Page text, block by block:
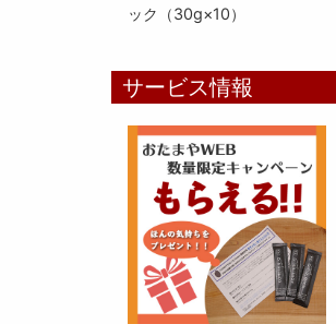
ック（30g×10）
サービス情報